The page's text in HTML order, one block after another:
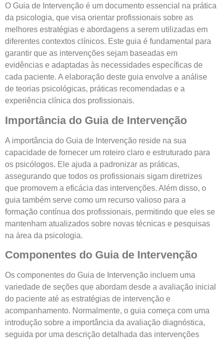
O Guia de Intervenção é um documento essencial na prática
da psicologia, que visa orientar profissionais sobre as
melhores estratégias e abordagens a serem utilizadas em
diferentes contextos clínicos. Este guia é fundamental para
garantir que as intervenções sejam baseadas em
evidências e adaptadas às necessidades específicas de
cada paciente. A elaboração deste guia envolve a análise
de teorias psicológicas, práticas recomendadas e a
experiência clínica dos profissionais.
Importância do Guia de Intervenção
A importância do Guia de Intervenção reside na sua
capacidade de fornecer um roteiro claro e estruturado para
os psicólogos. Ele ajuda a padronizar as práticas,
assegurando que todos os profissionais sigam diretrizes
que promovem a eficácia das intervenções. Além disso, o
guia também serve como um recurso valioso para a
formação contínua dos profissionais, permitindo que eles se
mantenham atualizados sobre novas técnicas e pesquisas
na área da psicologia.
Componentes do Guia de Intervenção
Os componentes do Guia de Intervenção incluem uma
variedade de seções que abordam desde a avaliação inicial
do paciente até as estratégias de intervenção e
acompanhamento. Normalmente, o guia começa com uma
introdução sobre a importância da avaliação diagnóstica,
seguida por uma descrição detalhada das intervenções